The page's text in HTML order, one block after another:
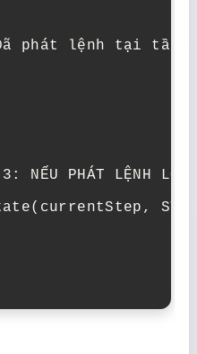
phát lệnh tại tầng
NẾU PHÁT LỆNH LỖI